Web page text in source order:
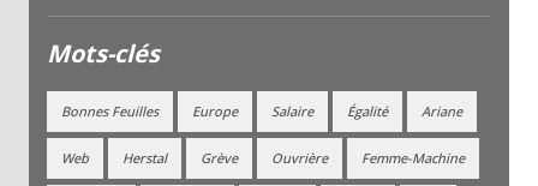
Mots-clés
Bonnes Feuilles Europe Salaire Égalité Ariane
Web Herstal Grève Ouvrière Femme-Machine